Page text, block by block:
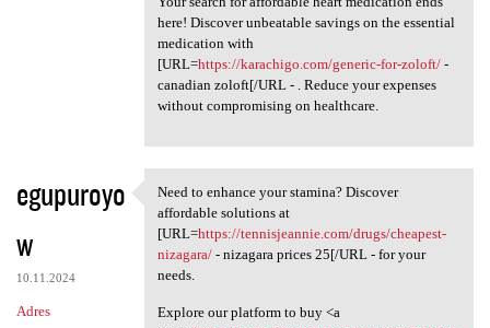
here! Discover unbeatable savings on the essential
medication with
[URL=https://karachigo.com/generic-for-zoloft/-
canadian zoloft[/URL - . Reduce your expenses
without compromising on healthcare.
egupuroyo
w
10.11.2024
Adres
Need to enhance your stamina?
Need to enhance your stamina? Discover
affordable solutions at
[URL=https://tennisjeannie.com/drugs/cheapest-
nizagara/- nizagara prices 25[/URL - for your
needs.
Explore our platform to buy <a